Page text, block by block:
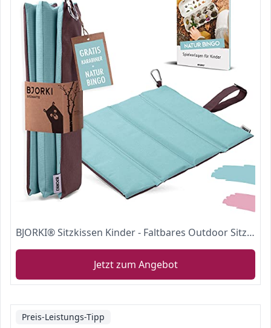
BJORKI® Sitzkissen Kinder - Faltbares Outdoor Sitzkissen mit optimalem Kälte- und Nässeschutz - Robuste Outdoor Sitzunterlage
Jetzt zum Angebot
Preis-Leistungs-Tipp